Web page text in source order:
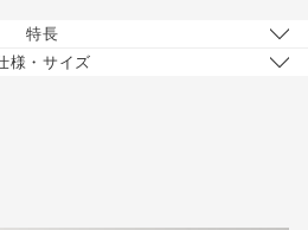
特長
様・サイズ